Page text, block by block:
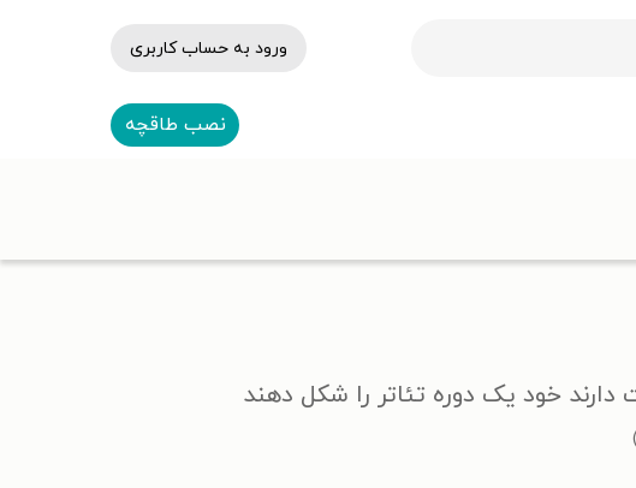
ورود به حساب کاربری
نصب طاقچه
خود یک دوره تئاتر را شکل دهند